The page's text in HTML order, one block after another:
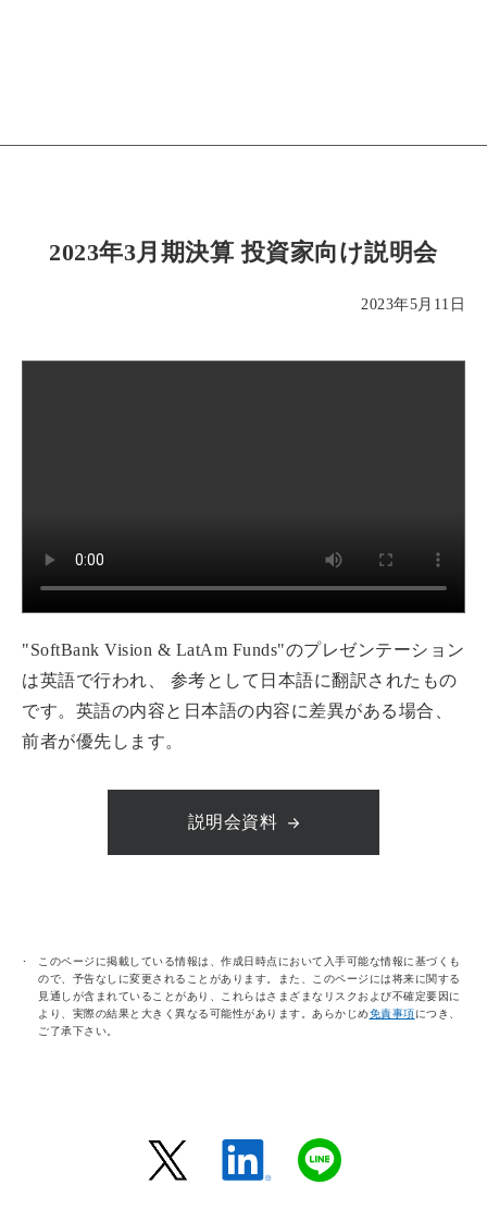
2023年3月期決算 投資家向け説明会
2023年5月11日
"SoftBank Vision & LatAm Funds"のプレゼンテーション
は英語で行われ、 参考として日本語に翻訳されたもの
です。英語の内容と日本語の内容に差異がある場合、
前者が優先します。
説明会資料
このページに掲載している情報は、作成日時点において入手可能な情報に基づくも
ので、予告なしに変更されることがあります。また、このページには将来に関する
見通しが含まれていることがあり、これらはさまざまなリスクおよび不確定要因に
より、実際の結果と大きく異なる可能性があります。あらかじめ免責事項につき、
ご了承下さい。